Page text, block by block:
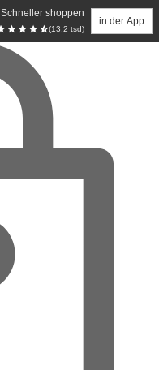
Schneller shoppen
(13.2 tsd)
in der App